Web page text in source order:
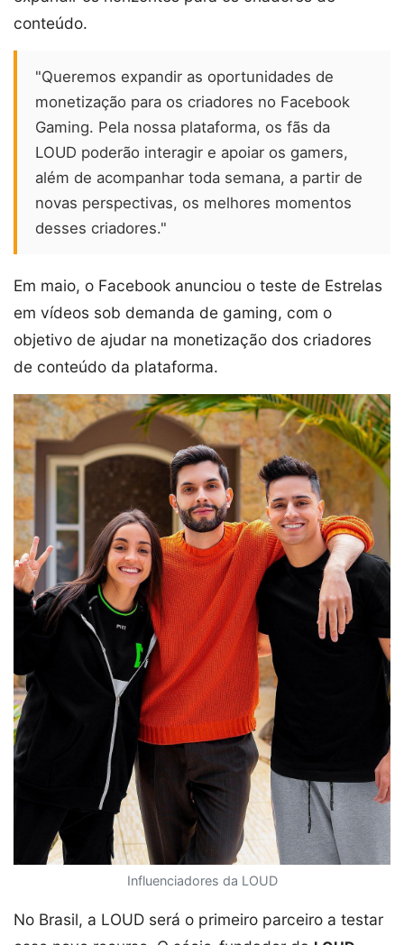
conteúdo.
"Queremos expandir as oportunidades de
monetização para os criadores no Facebook
Gaming. Pela nossa plataforma, os fãs da
LOUD poderão interagir e apoiar os gamers,
além de acompanhar toda semana, a partir de
novas perspectivas, os melhores momentos
desses criadores."
Em maio, o Facebook anunciou o teste de Estrelas
em vídeos sob demanda de gaming, com o
objetivo de ajudar na monetização dos criadores
de conteúdo da plataforma.
Influenciadores da LOUD
No Brasil, a LOUD será o primeiro parceiro a testar